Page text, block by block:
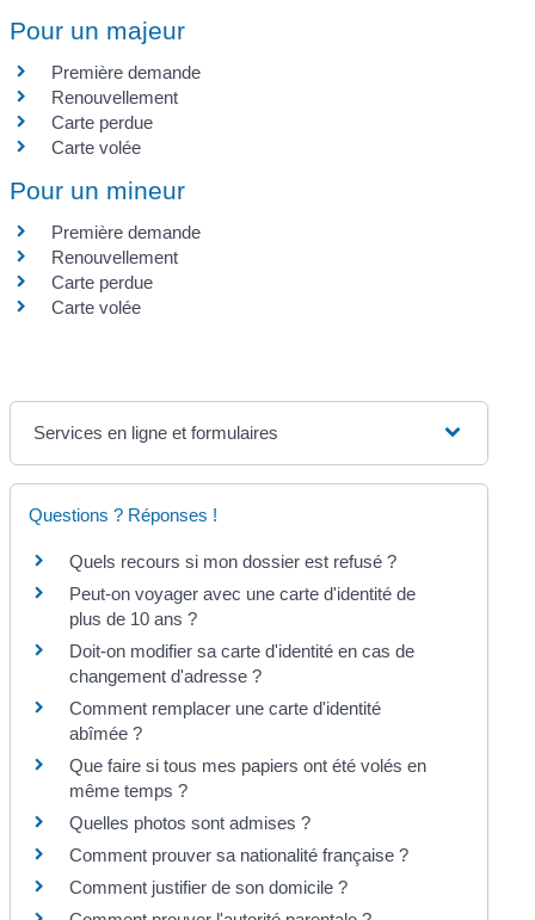
Pour un majeur
Première demande
Renouvellement
Carte perdue
Carte volée
Pour un mineur
Première demande
Renouvellement
Carte perdue
Carte volée
Services en ligne et formulaires
Questions ? Réponses !
Quels recours si mon dossier est refusé ?
Peut-on voyager avec une carte d'identité de
plus de 10 ans ?
Doit-on modifier sa carte d'identité en cas de
changement d'adresse ?
Comment remplacer une carte d'identité
abîmée ?
Que faire si tous mes papiers ont été volés en
même temps ?
Quelles photos sont admises ?
Comment prouver sa nationalité française ?
Comment justifier de son domicile ?